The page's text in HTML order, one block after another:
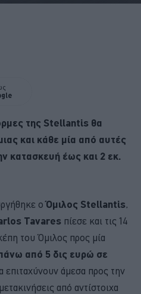
της Stellantis θα
και κάθε μία από αυτές
κατασκευή έως και 2 εκ.
οΌμιλος Stellantis,
Tavares πίεσε και τις 14
του Όμιλος προς μία
από 5 δις ευρώ σε
επιταχύνουν άμεσα προς την
από αντίστοιχα